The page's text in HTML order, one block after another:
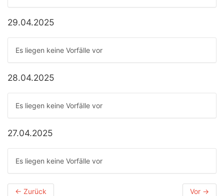
29.04.2025
Es liegen keine Vorfälle vor
28.04.2025
Es liegen keine Vorfälle vor
27.04.2025
Es liegen keine Vorfälle vor
← Zurück Vor →